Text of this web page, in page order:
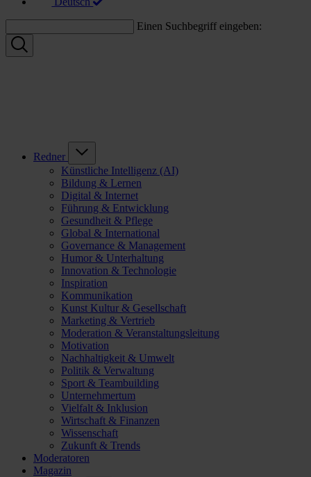
Einen Suchbegriff eingeben:
Redner
Künstliche Intelligenz (AI)
Bildung & Lernen
Digital & Internet
Führung & Entwicklung
Gesundheit & Pflege
Global & International
Governance & Management
Humor & Unterhaltung
Innovation & Technologie
Inspiration
Kommunikation
Kunst Kultur & Gesellschaft
Marketing & Vertrieb
Moderation & Veranstaltungsleitung
Motivation
Nachhaltigkeit & Umwelt
Politik & Verwaltung
Sport & Teambuilding
Unternehmertum
Vielfalt & Inklusion
Wirtschaft & Finanzen
Wissenschaft
Zukunft & Trends
Moderatoren
Magazin